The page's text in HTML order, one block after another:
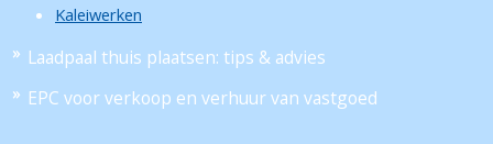
Kaleiwerken
Laadpaal thuis plaatsen: tips & advies
EPC voor verkoop en verhuur van vastgoed